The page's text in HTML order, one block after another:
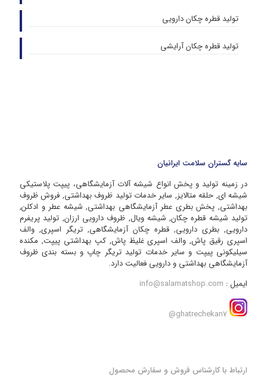
تولید قطره چکان دارویی
تولید قطره چکان آرایشی
سایه گستران سلامت ایرانیان
در زمینه تولید و پخش انواع شیشه آلات آزمایشگاهی، پیپت پلاستیکی
شیشه ای, حلقه متالایز, سایر خدمات تولید ظروف بهداشتی, فروش ظروف
بهداشتی, پخش بطری عطر آزمایشگاهی بهداشتی, شیشه عطر و ادکلن,
تولید شیشه قطره چکان, شیشه ویال, ظروف دارویی ارزان, تولید پریفرم
دارویی, بطری دارویی, قطره چکان آزمایشگاهی, تریگر اسپری, والف
اسپری رقیق پاش, والف اسپری غلیظ پاش, کپ بهداشتی پیپت, مکنده
سیلیکونی پیپت و سایر خدمات تولید تریگر چاپ و بسته بندی ظروف
آزمایشگاهی بهداشتی و دارویی فعالیت دارد.
ایمیل : info@salamatshop.com
ghatrechekan7@
ارتباط با کارشناس فروش و سفارش محصول